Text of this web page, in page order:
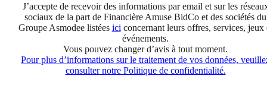
J’accepte de recevoir des informations par email et sur les
sociaux de la part de Financière Amuse BidCo et des sociétés du
Groupe Asmodee listées ici concernant leurs offres, services, jeux
événements.
Vous pouvez changer d’avis à tout moment.
Pour plus d’informations sur le traitement de vos données,
consulter notre Politique de confidentialité.